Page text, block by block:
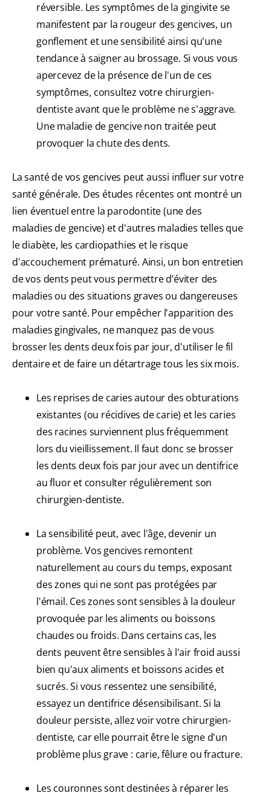
réversible. Les symptômes de la gingivite se
manifestent par la rougeur des gencives, un
gonflement et une sensibilité ainsi qu'une
tendance à saigner au brossage. Si vous vous
apercevez de la présence de l'un de ces
symptômes, consultez votre chirurgien-
dentiste avant que le problème ne s'aggrave.
Une maladie de gencive non traitée peut
provoquer la chute des dents.
La santé de vos gencives peut aussi influer sur votre
santé générale. Des études récentes ont montré un
lien éventuel entre la parodontite (une des
maladies de gencive) et d'autres maladies telles que
le diabète, les cardiopathies et le risque
d'accouchement prématuré. Ainsi, un bon entretien
de vos dents peut vous permettre d’éviter des
maladies ou des situations graves ou dangereuses
pour votre santé. Pour empêcher l'apparition des
maladies gingivales, ne manquez pas de vous
brosser les dents deux fois par jour, d'utiliser le fil
dentaire et de faire un détartrage tous les six mois.
Les reprises de caries autour des obturations
existantes (ou récidives de carie) et les caries
des racines surviennent plus fréquemment
lors du vieillissement. Il faut donc se brosser
les dents deux fois par jour avec un dentifrice
au fluor et consulter régulièrement son
chirurgien-dentiste.
La sensibilité peut, avec l'âge, devenir un
problème. Vos gencives remontent
naturellement au cours du temps, exposant
des zones qui ne sont pas protégées par
l'émail. Ces zones sont sensibles à la douleur
provoquée par les aliments ou boissons
chaudes ou froids. Dans certains cas, les
dents peuvent être sensibles à l'air froid aussi
bien qu'aux aliments et boissons acides et
sucrés. Si vous ressentez une sensibilité,
essayez un dentifrice désensibilisant. Si la
douleur persiste, allez voir votre chirurgien-
dentiste, car elle pourrait être le signe d'un
problème plus grave : carie, fêlure ou fracture.
Les couronnes sont destinées à réparer les